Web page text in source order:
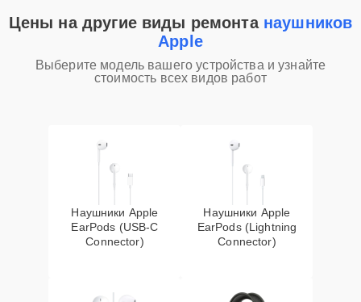
Цены на другие виды ремонта наушников
Apple
Выберите модель вашего устройства и узнайте
стоимость всех видов работ
Наушники Apple
EarPods (USB-C
Connector)
Наушники Apple
EarPods (Lightning
Connector)